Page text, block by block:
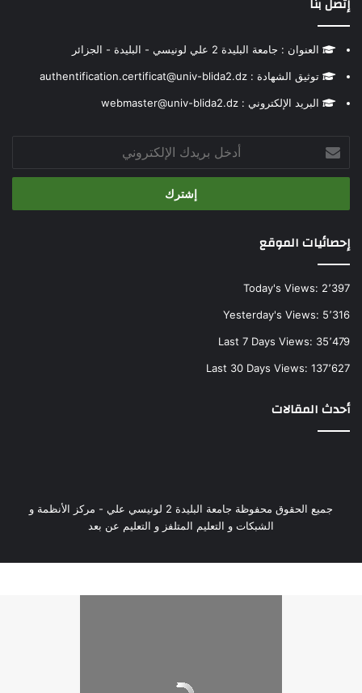
إتصل بنا
العنوان : جامعة البليدة 2 علي لونيسي - البليدة - الجزائر
توثيق الشهادة : authentification.certificat@univ-blida2.dz
البريد الإلكتروني : webmaster@univ-blida2.dz
بريدك
الإلكتروني
إحصائيات الموقع
Today's Views: 2٬397
Yesterday's Views: 5٬316
Last 7 Days Views: 35٬479
Last 30 Days Views: 137٬627
أحدث المقالات
جميع الحقوق محفوظة جامعة البليدة 2 لونيسي علي - مركز الأنظمة و
الشبكات و التعليم المتلفز و التعليم عن بعد